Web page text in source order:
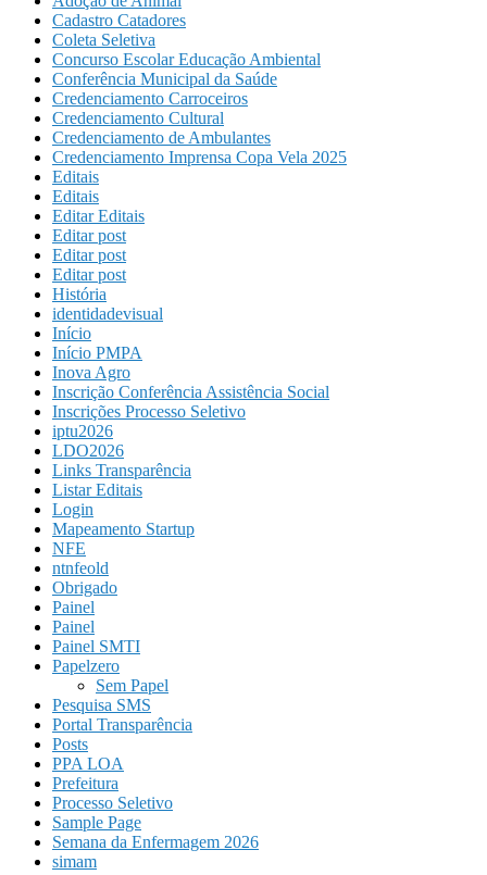
Cadastro Catadores
Coleta Seletiva
Concurso Escolar Educação Ambiental
Conferência Municipal da Saúde
Credenciamento Carroceiros
Credenciamento Cultural
Credenciamento de Ambulantes
Credenciamento Imprensa Copa Vela 2025
Editais
Editais
Editar Editais
Editar post
Editar post
Editar post
História
identidadevisual
Início
Início PMPA
Inova Agro
Inscrição Conferência Assistência Social
Inscrições Processo Seletivo
iptu2026
LDO2026
Links Transparência
Listar Editais
Login
Mapeamento Startup
NFE
ntnfeold
Obrigado
Painel
Painel
Painel SMTI
Papelzero
Sem Papel
Pesquisa SMS
Portal Transparência
Posts
PPA LOA
Prefeitura
Processo Seletivo
Sample Page
Semana da Enfermagem 2026
simam